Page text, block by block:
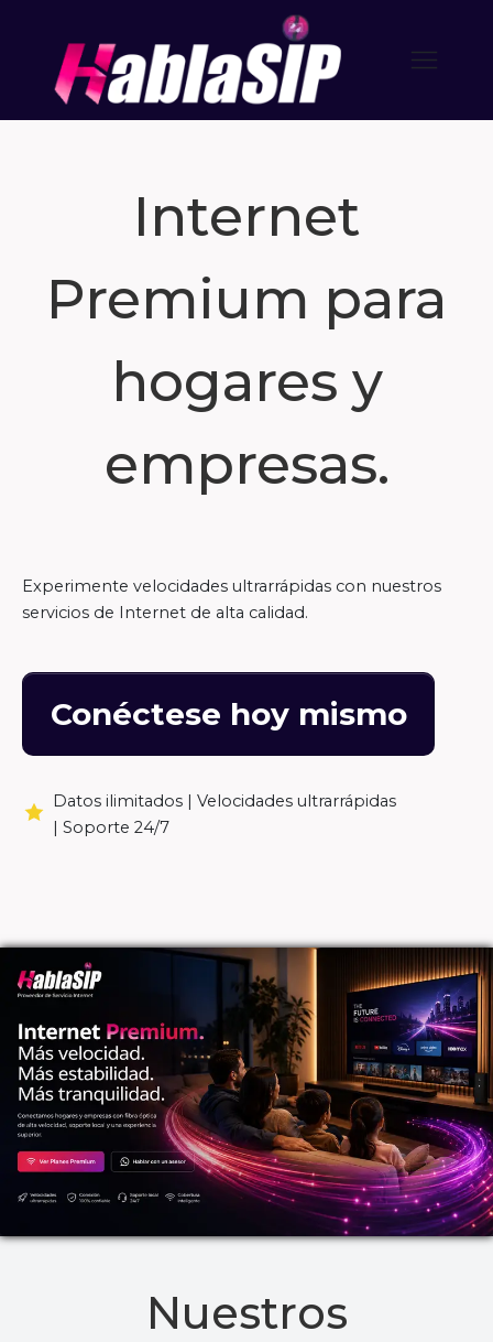
Internet
Premium para
hogares y
empresas.
Experimente velocidades ultrarrápidas con nuestros
servicios de Internet de alta calidad.
Conéctese hoy mismo
Datos ilimitados | Velocidades ultrarrápidas
| Soporte 24/7
Nuestros